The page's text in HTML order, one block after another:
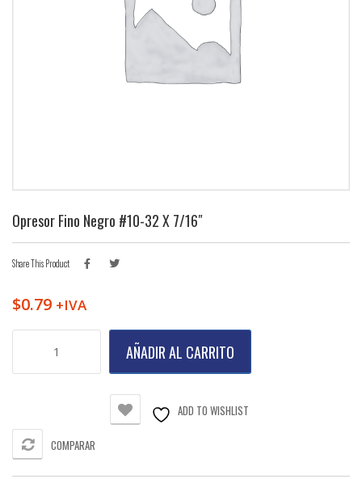
Opresor Fino Negro #10-32 X 7/16″
Share This Product
$0.79 +IVA
7/16"
cantidad
AÑADIR AL CARRITO
ADD TO WISHLIST
COMPARAR